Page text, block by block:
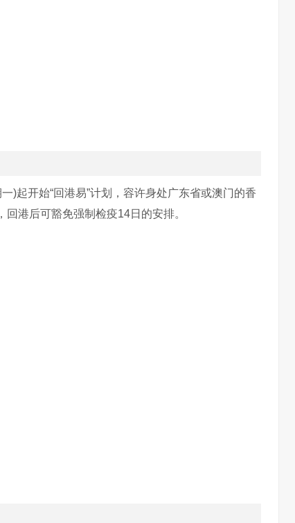
)起开始“回港易”计划，容许身处广东省或澳门的香
港后可豁免强制检疫14日的安排。